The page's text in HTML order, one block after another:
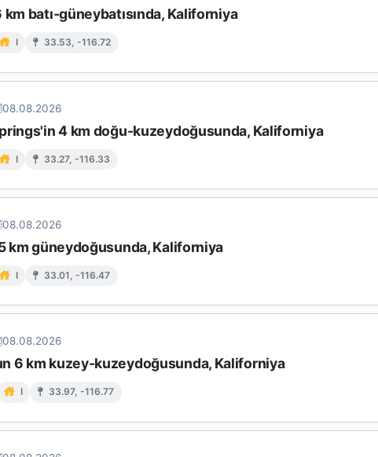
km batı-güneybatısında, Kaliforniya
I 33.53, -116.72
08.08.2026
4 km doğu-kuzeydoğusunda, Kaliforniya
I 33.27, -116.33
08.08.2026
km güneydoğusunda, Kaliforniya
I 33.01, -116.47
08.08.2026
6 km kuzey-kuzeydoğusunda, Kaliforniya
I 33.97, -116.77